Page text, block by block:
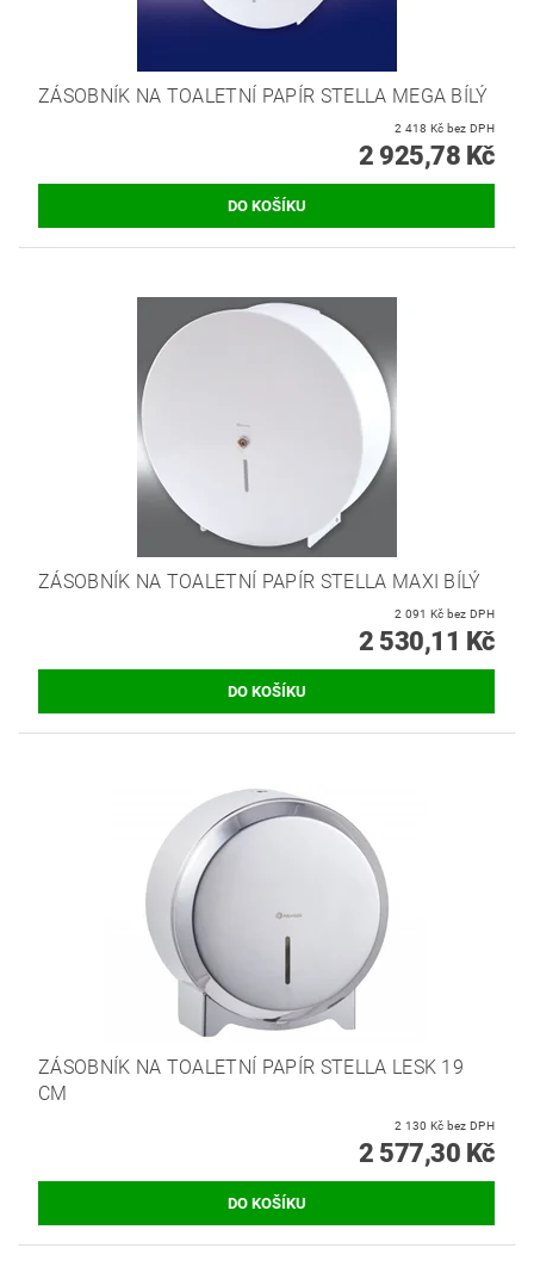
ZÁSOBNÍK NA TOALETNÍ PAPÍR STELLA MEGA BÍLÝ
2 418 Kč bez DPH
2 925,78 Kč
ZÁSOBNÍK NA TOALETNÍ PAPÍR STELLA MAXI BÍLÝ
2 091 Kč bez DPH
2 530,11 Kč
ZÁSOBNÍK NA TOALETNÍ PAPÍR STELLA LESK 19
CM
2 130 Kč bez DPH
2 577,30 Kč